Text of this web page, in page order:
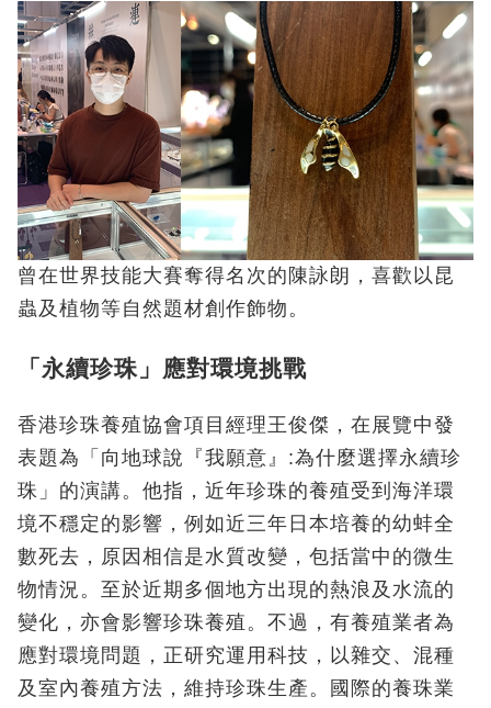
曾在世界技能大賽奪得名次的陳詠朗，喜歡以昆
蟲及植物等自然題材創作飾物。
「永續珍珠」應對環境挑戰
香港珍珠養殖協會項目經理王俊傑，在展覽中發
表題為「向地球說『我願意』:為什麼選擇永續珍
珠」的演講。他指，近年珍珠的養殖受到海洋環
境不穩定的影響，例如近三年日本培養的幼蚌全
數死去，原因相信是水質改變，包括當中的微生
物情況。至於近期多個地方出現的熱浪及水流的
變化，亦會影響珍珠養殖。不過，有養殖業者為
應對環境問題，正研究運用科技，以雜交、混種
及室內養殖方法，維持珍珠生產。國際的養珠業